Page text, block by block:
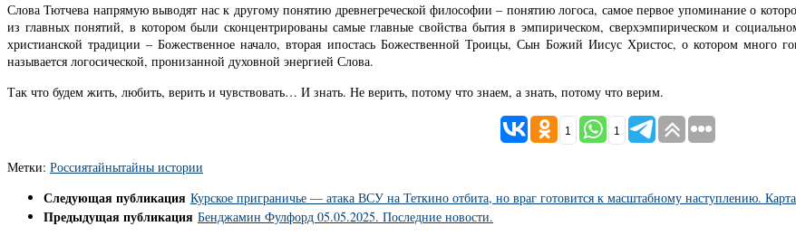
Слова Тютчева напрямую выводят нас к другому понятию древнегреческой философии – понятию логоса, самое первое упоминание о
из главных понятий, в котором были сконцентрированы самые главные свойства бытия в эмпирическом, сверхэмпирическом и
христианской традиции – Божественное начало, вторая ипостась Божественной Троицы, Сын Божий Иисус Христос, о котором много
называется логосической, пронизанной духовной энергией Слова.
Так что будем жить, любить, верить и чувствовать… И знать. Не верить, потому что знаем, а знать, потому что верим.
1 1
Метки: Россиятайнытайны истории
Следующая публикация Курское приграничье — атака ВСУ на Теткино отбита, но враг готовится к масштабному наступлению.
Предыдущая публикация Бенджамин Фулфорд 05.05.2025. Последние новости.